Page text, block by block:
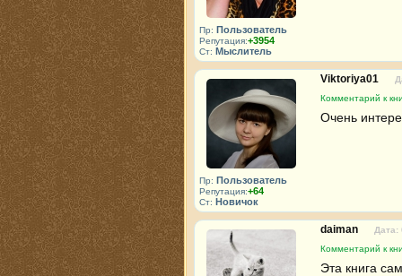
Пр: Пользователь
Репутация:+3954
Ст: Мыслитель
Пр: Пользователь
Репутация:+64
Ст: Новичок
Viktoriya01
Комментарий к
Очень
daiman
Дата:
Комментарий к
Эта книга